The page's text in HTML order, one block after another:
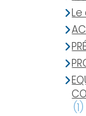
(1)